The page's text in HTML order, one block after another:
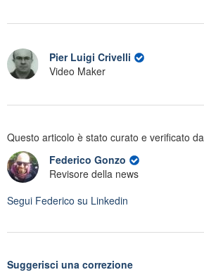
Pier Luigi Crivelli
Video Maker
Questo articolo è stato curato e verificato da
Federico Gonzo
Revisore della news
Segui Federico su Linkedin
Suggerisci una correzione